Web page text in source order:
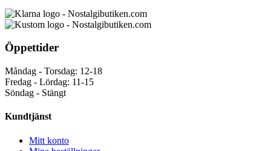
Öppettider
Måndag - Torsdag: 12-18
Fredag - Lördag: 11-15
Söndag - Stängt
Kundtjänst
Mitt konto